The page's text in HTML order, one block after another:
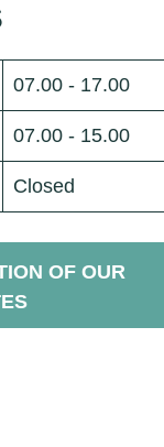
07.00 - 17.00
07.00 - 15.00
Closed
OF OUR